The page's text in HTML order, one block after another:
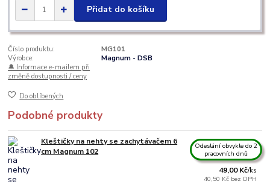
Přidat do košíku
Číslo produktu:
MG101
Výrobce:
Magnum - DSB
🔔 Informace e-mailem při
změně dostupnosti / ceny
Do oblíbených
Podobné produkty
Kleštičky na nehty se zachytávačem 6
cm Magnum 102
49,00 Kč/ks
40,50 Kč bez DPH
Odeslání obvykle do 2
pracovních dnů